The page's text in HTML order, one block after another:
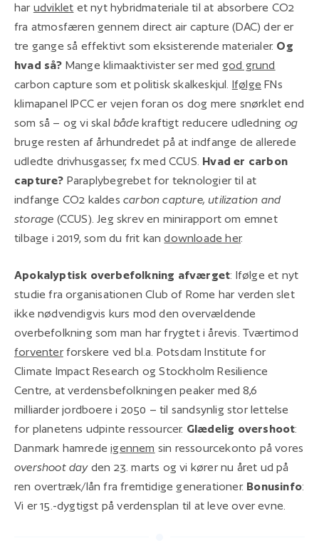
har udviklet et nyt hybridmateriale til at absorbere CO2
fra atmosfæren gennem direct air capture (DAC) der er
tre gange så effektivt som eksisterende materialer. Og
hvad så? Mange klimaaktivister ser med god grund
carbon capture som et politisk skalkeskjul. Ifølge FNs
klimapanel IPCC er vejen foran os dog mere snørklet end
som så – og vi skal bådekraftigt reducere udledning og
bruge resten af århundredet på at indfange de allerede
udledte drivhusgasser, fx med CCUS. Hvad er carbon
capture? Paraplybegrebet for teknologier til at
indfange CO2 kaldes carbon capture, utilization and
storage (CCUS). Jeg skrev en minirapport om emnet
tilbage i 2019, som du frit kandownloade her.
Apokalyptisk overbefolkning afværget: Ifølge et nyt
studie fra organisationen Club of Rome har verden slet
ikke nødvendigvis kurs mod den overvældende
overbefolkning som man har frygtet i årevis. Tværtimod
forventerforskere ved bl.a. Potsdam Institute for
Climate Impact Research og Stockholm Resilience
Centre, at verdensbefolkningen peaker med 8,6
milliarder jordboere i 2050 – til sandsynlig stor lettelse
for planetens udpinte ressourcer. Glædelig overshoot:
Danmark hamredeigennem sin ressourcekonto på vores
overshoot dayden 23. marts og vi kører nu året ud på
ren overtræk/lån fra fremtidige generationer. Bonusinfo:
Vi er 15.-dygtigst på verdensplan til at leve over evne.